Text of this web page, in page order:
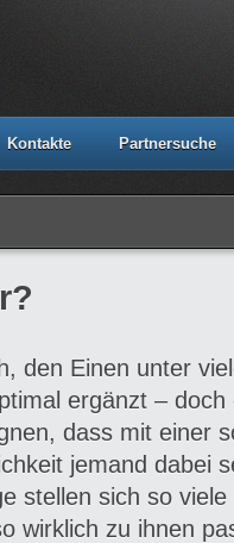
Kontakte Partnersuche
den Einen unter
ergänzt –
dass mit einer
jemand dabei
stellen sich so
wirklich zu ihnen